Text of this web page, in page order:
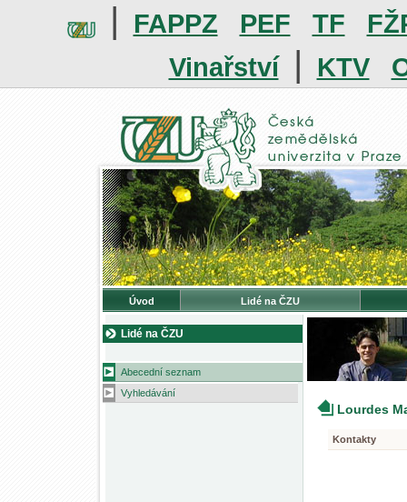
| FAPPZ PEF TF
Vinařství | KTV
Úvod Lidé na ČZU
Lidé na ČZU
Abecední seznam
Vyhledávání
Lourdes
Kontakty